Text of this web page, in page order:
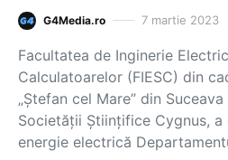
G4Media.ro 7 martie 2023
Facultatea de Inginerie
Calculatoarelor (FIESC) din
„Ştefan cel Mare” din
Societăţii Ştiinţifice Cygnus,
energie electrică